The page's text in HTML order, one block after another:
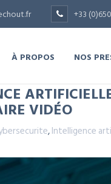
+33
À PROPOS NOS
VIDÉO
,Intelligence